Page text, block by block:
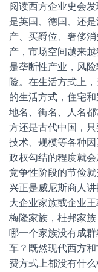
阅读西方企业史会
是英国、德国、还
产、买爵位、奢侈
产，市场空间越来
是垄断性产业，风
险。在生活方式上
的生活方式，住宅
地名、街名、人名
方还是古代中国，
技术、规模等各种
政权勾结的程度就
竞争性阶段的节俭
兴正是威尼斯商人
大企业家族或企业
梅隆家族，杜邦家
哪一个家族没有成
车？既然现代西方
费方式上都没有什